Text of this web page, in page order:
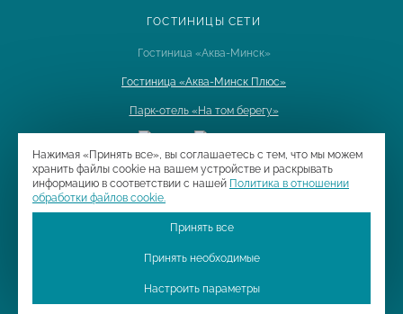
Нажимая «Принять все», вы соглашаетесь с тем, что мы можем
хранить файлы cookie на вашем устройстве и раскрывать
информацию в соответствии с нашей Политика в отношении
обработки файлов cookie.
Принять все
Принять необходимые
Настроить параметры
ГОСТИНИЦЫ СЕТИ
Гостиница «Аква-Минск»
Гостиница «Аква-Минск Плюс»
Парк-отель «На том берегу»